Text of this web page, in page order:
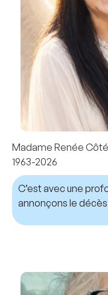
Madame Renée Côté
1963-2026
C’est avec une
annonçons le